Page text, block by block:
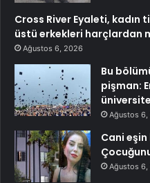
Cross River Eyaleti, kadın
üstü erkekleri harçlardan
Ağustos 6, 2026
Bu
pişman:
Ağustos 6,
Cani
Ağustos 6,